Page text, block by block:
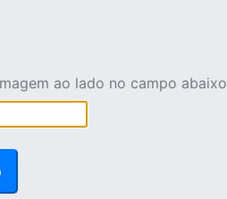
ao lado no campo abaixo